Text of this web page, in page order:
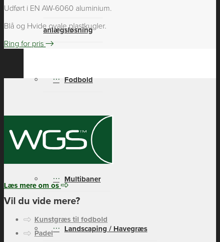
anlægsløsning
Fodbold
Padelbane
Multibaner
Landscaping / Havegræs
Udført i EN AW-6060 aluminium.
Blå og Hvide ovale plastkugler.
Ring for pris
Læs mere om os
Vil du vide mere?
Kunstgræs til fodbold
Padel